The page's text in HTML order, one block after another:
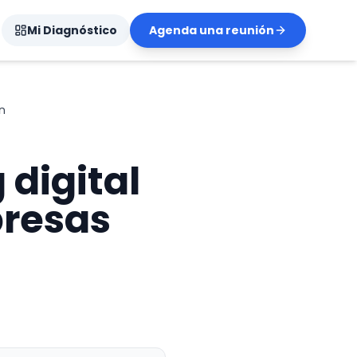
Mi Diagnóstico Agenda una reunión
digital